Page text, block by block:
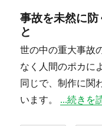
事故を未然に防
と
世の中の重大事故
なく人間のポカに
同じで、制作に関
います。
“事故事
続きを